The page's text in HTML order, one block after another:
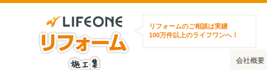
リフォームのご相談は実績
100万件以上のライフワンへ！
会社概要